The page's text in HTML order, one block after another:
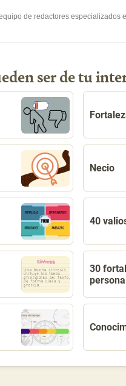
que busco
de redactores especializados
ser de tu
Necio
40
30
persona